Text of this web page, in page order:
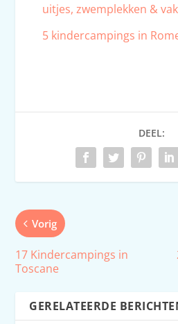
uitjes, zwemplekken &
5 kindercampings in
DEEL:
Vorig
17 Kindercampings in
Toscane
GERELATEERDE